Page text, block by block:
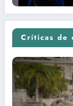
Críticas de